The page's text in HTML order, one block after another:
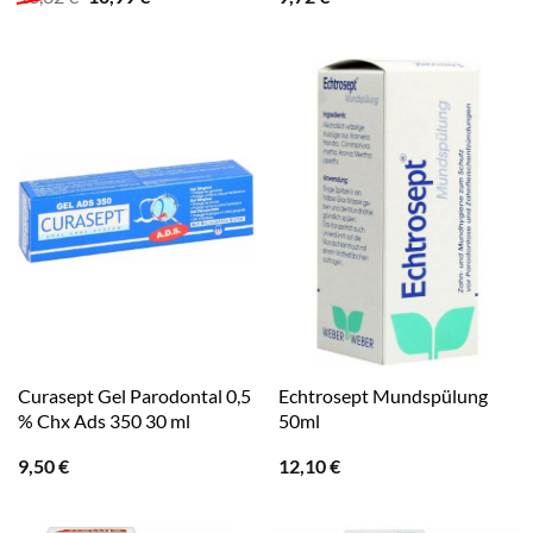
Curasept Gel Parodontal 0,5
% Chx Ads 350 30 ml
9,50€
Echtrosept Mundspülung
50ml
12,10€